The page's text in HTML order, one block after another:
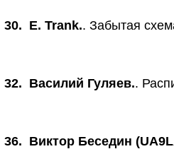
30. Е. Trank.. Забытая
32. Василий Гуляев..
36. Виктор Беседин